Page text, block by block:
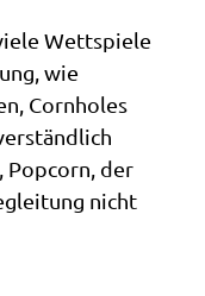
Wettspiele
wie
Cornholes
Popcorn, der
nicht